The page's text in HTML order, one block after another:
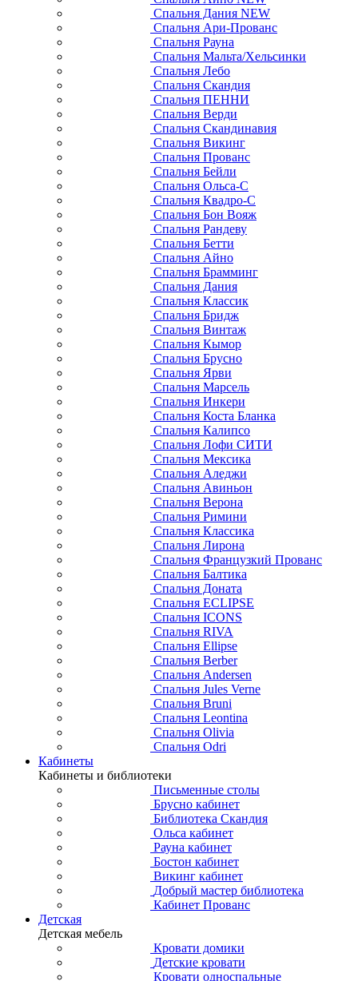
Спальня Дания NEW
Спальня Ари-Прованс
Спальня Рауна
Спальня Мальта/Хельсинки
Спальня Лебо
Спальня Скандия
Спальня ПЕННИ
Спальня Верди
Спальня Скандинавия
Спальня Викинг
Спальня Прованс
Спальня Бейли
Спальня Ольса-С
Спальня Квадро-С
Спальня Бон Вояж
Спальня Рандеву
Спальня Бетти
Спальня Айно
Спальня Брамминг
Спальня Дания
Спальня Классик
Спальня Бридж
Спальня Винтаж
Спальня Кымор
Спальня Брусно
Спальня Ярви
Спальня Марсель
Спальня Инкери
Спальня Коста Бланка
Спальня Калипсо
Спальня Лофи СИТИ
Спальня Мексика
Спальня Аледжи
Спальня Авиньон
Спальня Верона
Спальня Римини
Спальня Классика
Спальня Лирона
Спальня Французкий Прованс
Спальня Балтика
Спальня Доната
Спальня ECLIPSE
Спальня ICONS
Спальня RIVA
Спальня Ellipse
Спальня Berber
Спальня Andersen
Спальня Jules Verne
Спальня Bruni
Спальня Leontina
Спальня Olivia
Спальня Odri
Кабинеты
Кабинеты и библиотеки
Письменные столы
Брусно кабинет
Библиотека Скандия
Ольса кабинет
Рауна кабинет
Бостон кабинет
Викинг кабинет
Добрый мастер библиотека
Кабинет Прованс
Детская
Детская мебель
Кровати домики
Детские кровати
Кровати односпальные